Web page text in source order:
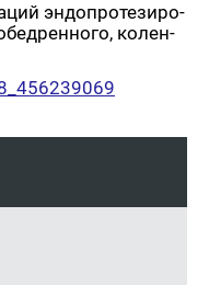
эн­до­про­те­зи­ро­
ко­лен­